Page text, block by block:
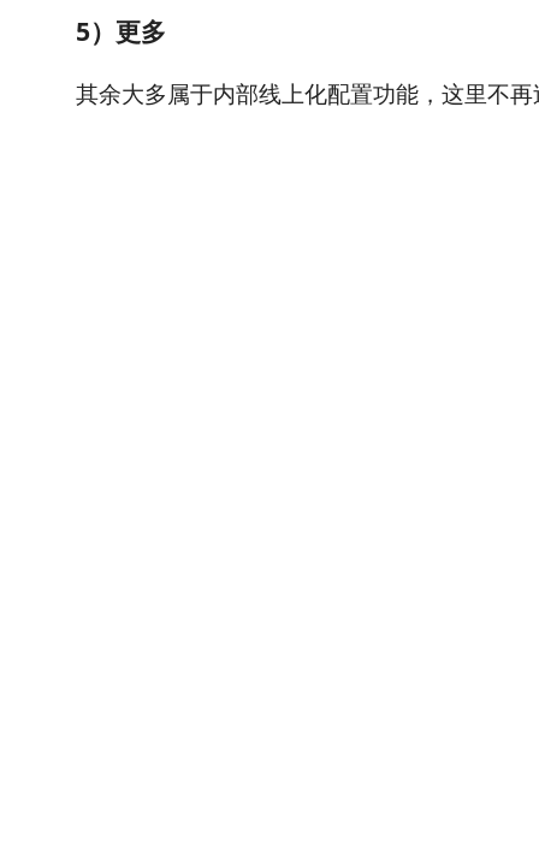
5）更多
其余大多属于内部线上化配置功能，这里不